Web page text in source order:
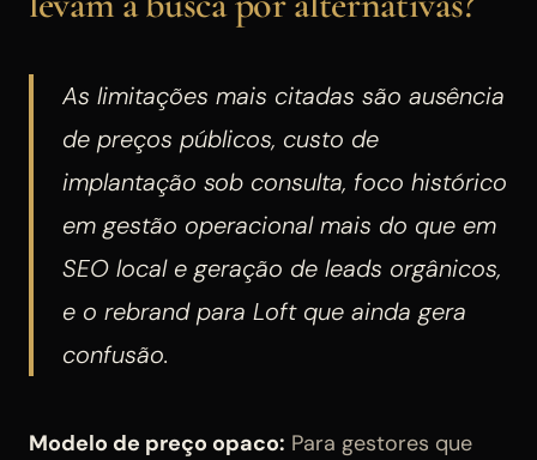
As limitações mais citadas são ausência
de preços públicos, custo de
implantação sob consulta, foco histórico
em gestão operacional mais do que em
SEO local e geração de leads orgânicos,
e o rebrand para Loft que ainda gera
confusão.
Modelo de preço opaco: Para gestores que